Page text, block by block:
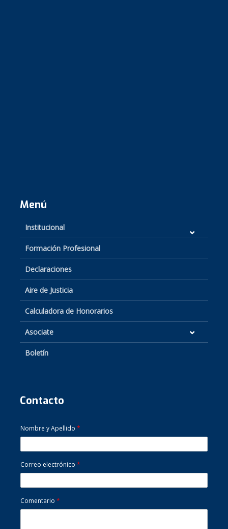
Menú
Institucional
Formación Profesional
Declaraciones
Aire de Justicia
Calculadora de Honorarios
Asociate
Boletín
Contacto
Nombre y Apellido *
Correo electrónico *
Comentario *